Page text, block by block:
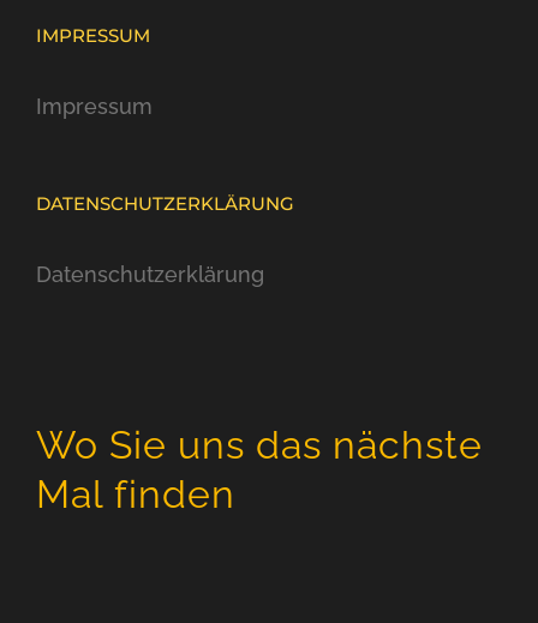
IMPRESSUM
Impressum
DATENSCHUTZERKLÄRUNG
Datenschutzerklärung
Wo Sie uns das nächste
Mal finden